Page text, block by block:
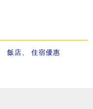
飯店 住宿優惠